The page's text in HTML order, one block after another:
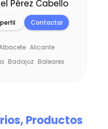
Pérez Cabello
Contactar
Alicante
Badajoz Baleares
Huelva Huesca
Productos